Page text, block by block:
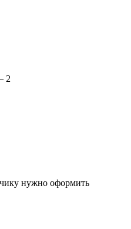
2
нужно оформить